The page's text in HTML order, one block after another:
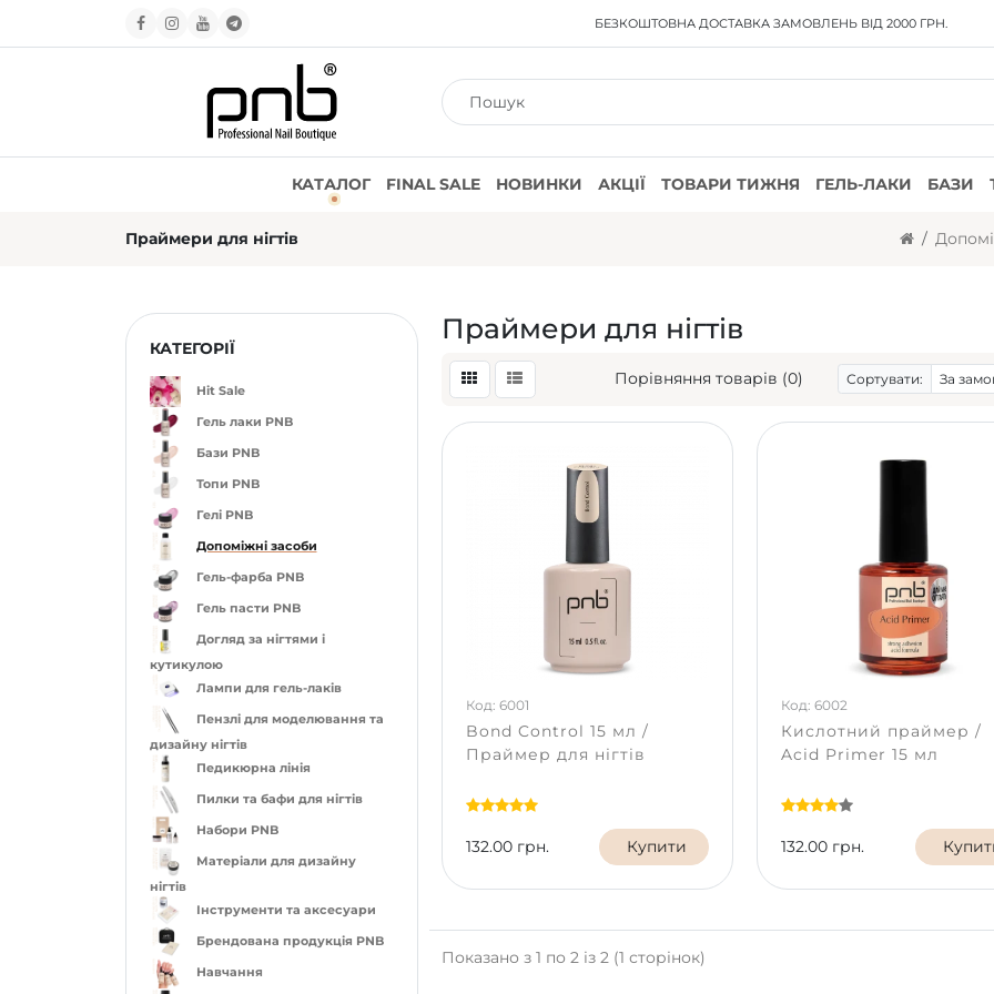
БЕЗКОШТОВНА ДОСТАВКАЗАМОВЛЕНЬ ВІД 2000 ГРН.
КАТАЛОГ FINAL SALE НОВИНКИ АКЦІЇ ТОВАРИ ТИЖНЯ ГЕЛЬ-ЛАКИ БАЗИ
Праймери для нігтів
КАТЕГОРІЇ
Hit Sale
Гель лаки PNB
Бази PNB
Топи PNB
Гелі PNB
Допоміжні засоби
Гель-фарба PNB
Гель пасти PNB
Догляд за нігтями і
кутикулою
Лампи для гель-лаків
Пензлі для моделювання та
дизайну нігтів
Педикюрна лінія
Пилки та бафи для нігтів
Набори PNB
Матеріали для дизайну
нігтів
Інструменти та аксесуари
Брендована продукція PNB
Навчання
Праймери для нігтів
Порівняння товарів (0) Сортувати:
Код: 6001
Bond Control 15 мл /
Праймер для нігтів
132.00 грн. Купити
Код: 6002
Кислотний праймер /
Acid Primer 15 мл
132.00 грн.
Показано з 1 по 2 із 2 (1 сторінок)